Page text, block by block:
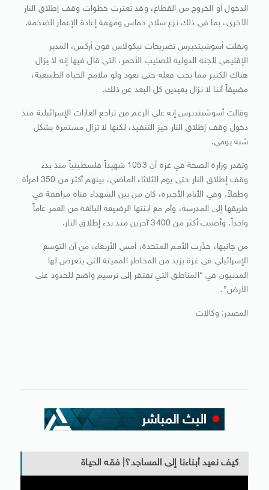
الدخول أو الخروج من القطاع، وقد تعثرت خطوات وقف إطلاق النار
الأخرى، بما في ذلك نزع سلاح حماس ومهمة إعادة الإعمار الضخمة.
ونقلت أسوشيتدبرس تصريحات نيكولاس فون أركس، المدير
الإقليمي للجنة الدولية للصليب الأحمر، التي قال فيها إنه لا يزال
هناك الكثير مما يجب فعله حتى تعود ولو ملامح الحياة الطبيعية،
مضيفاً أننا لا نزال بعيدين كل البعد عن ذلك.
وقالت أسوشيتدبرس إنه على الرغم من تراجع الغارات الإسرائيلية منذ
دخول وقف إطلاق النار حيز التنفيذ، لكنها لا تزال مستمرة بشكل
شبه يومي.
وتقدر وزارة الصحة في غزة أن 1053 شهيداً فلسطينياً منذ بدء
وقف إطلاق النار حتى يوم الثلاثاء الماضي، بينهم أكثر من 350 امرأة
وطفلاً. وفي الأيام الأخيرة، كان من بين الشهداء فتاة مراهقة في
طريقها إلى المدرسة، وأم مع ابنتها الرضيعة البالغة من العمر عاماً
واحداً. وأصيب أكثر من 3400 آخرين منذ بدء إطلاق النار.
من جانبها، حذّرت الأمم المتحدة، أمس الأربعاء، من أن التوسع
الإسرائيلي في غزة يزيد من المخاطر المميتة التي يتعرض لها
المدنيون في “المناطق التي تفتقر إلى ترسيم واضح للحدود على
الأرض”.
المصدر: وكالات
كيف نعيد أبناءنا إلى المساجد؟| فقه الحياة